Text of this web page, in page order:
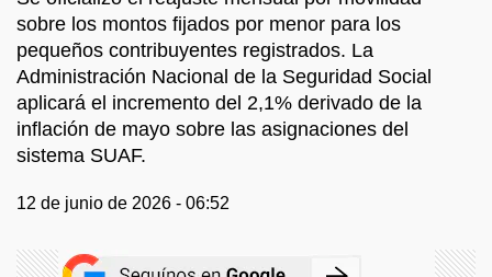
sobre los montos fijados por menor para los
pequeños contribuyentes registrados. La
Administración Nacional de la Seguridad Social
aplicará el incremento del 2,1% derivado de la
inflación de mayo sobre las asignaciones del
sistema SUAF.
12 de junio de 2026 - 06:52